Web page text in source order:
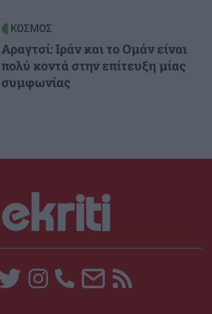
ΚΟΣΜΟΣ
Αραγτσί: Ιράν και το Ομάν είναι
πολύ κοντά στην επίτευξη μίας
συμφωνίας